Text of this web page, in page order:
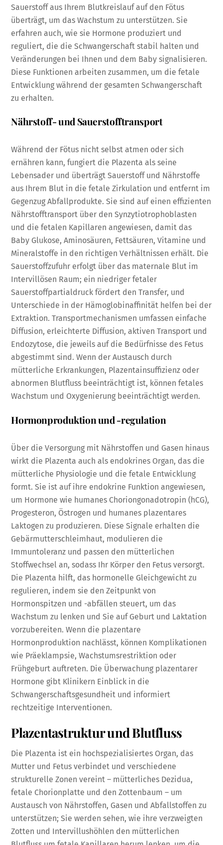
Sauerstoff aus Ihrem Blutkreislauf auf den Fötus
überträgt, um das Wachstum zu unterstützen. Sie
erfahren auch, wie sie Hormone produziert und
reguliert, die die Schwangerschaft stabil halten und
Veränderungen bei Ihnen und dem Baby signalisieren.
Diese Funktionen arbeiten zusammen, um die fetale
Entwicklung während der gesamten Schwangerschaft
zu erhalten.
Nährstoff- und Sauerstofftransport
Während der Fötus nicht selbst atmen oder sich
ernähren kann, fungiert die Plazenta als seine
Lebensader und überträgt Sauerstoff und Nährstoffe
aus Ihrem Blut in die fetale Zirkulation und entfernt im
Gegenzug Abfallprodukte. Sie sind auf einen effizienten
Nährstofftransport über den Synzytiotrophoblasten
und die fetalen Kapillaren angewiesen, damit das
Baby Glukose, Aminosäuren, Fettsäuren, Vitamine und
Mineralstoffe in den richtigen Verhältnissen erhält. Die
Sauerstoffzufuhr erfolgt über das maternale Blut im
Intervillösen Raum; ein niedriger fetaler
Sauerstoffpartialdruck fördert den Transfer, und
Unterschiede in der Hämoglobinaffinität helfen bei der
Extraktion. Transportmechanismen umfassen einfache
Diffusion, erleichterte Diffusion, aktiven Transport und
Endozytose, die jeweils auf die Bedürfnisse des Fetus
abgestimmt sind. Wenn der Austausch durch
mütterliche Erkrankungen, Plazentainsuffizienz oder
abnormen Blutfluss beeinträchtigt ist, können fetales
Wachstum und Oxygenierung beeinträchtigt werden.
Hormonproduktion und -regulation
Über die Versorgung mit Nährstoffen und Gasen hinaus
wirkt die Plazenta auch als endokrines Organ, das die
mütterliche Physiologie und die fetale Entwicklung
formt. Sie ist auf ihre endokrine Funktion angewiesen,
um Hormone wie humanes Choriongonadotropin (hCG),
Progesteron, Östrogen und humanes plazentares
Laktogen zu produzieren. Diese Signale erhalten die
Gebärmutterschleimhaut, modulieren die
Immuntoleranz und passen den mütterlichen
Stoffwechsel an, sodass Ihr Körper den Fetus versorgt.
Die Plazenta hilft, das hormonelle Gleichgewicht zu
regulieren, indem sie den Zeitpunkt von
Hormonspitzen und -abfällen steuert, um das
Wachstum zu lenken und Sie auf Geburt und Laktation
vorzubereiten. Wenn die plazentare
Hormonproduktion nachlässt, können Komplikationen
wie Präeklampsie, Wachstumsrestriktion oder
Frühgeburt auftreten. Die Überwachung plazentarer
Hormone gibt Klinikern Einblick in die
Schwangerschaftsgesundheit und informiert
rechtzeitige Interventionen.
Plazentastruktur und Blutfluss
Die Plazenta ist ein hochspezialisiertes Organ, das
Mutter und Fetus verbindet und verschiedene
strukturelle Zonen vereint – mütterliches Dezidua,
fetale Chorionplatte und den Zottenbaum – um
Austausch von Nährstoffen, Gasen und Abfallstoffen zu
unterstützen; Sie werden sehen, wie ihre verzweigten
Zotten und Intervillushöhlen den mütterlichen